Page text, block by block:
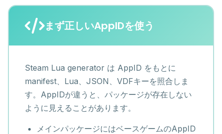
まず正しいAppIDを使う
Steam Lua generator は AppID をもとに
manifest、Lua、JSON、VDFキーを照合しま
す。AppIDが違うと、パッケージが存在しない
ように見えることがあります。
メインパッケージにはベースゲームのAppID